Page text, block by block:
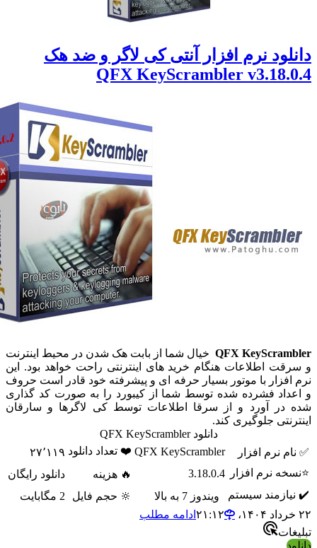
نرم افزار آنتی کی لاگر و ضد هک
QFX KeyScrambler
QFX خیال شما از بابت هک شدن در محیط اینترنت
اطلاعات هنگام خرید های اینترنتی راحت خواهد بود. این
با موتور بسیار حرفه ای و پیشرفته خود قادر است حروف
فشرده شده توسط شما از کیبورد را به صورت کد گذاری
در آورد و از سرقا اطلاعات توسط کی لاگرها و سارقان
جلوگیری کند.
دانلود QFX KeyScrambler
نرم افزار
QFX KeyScrambler ❤️ تعداد دانلود ۲۷٬۱۱۹
نرم افزار 3.18.0.4 🔥 هزینه
دانلود رایگان
سیستم
ویندوز 7 به بالا 🔆 حجم فایل 2 مگابایت
ادامه مطلب